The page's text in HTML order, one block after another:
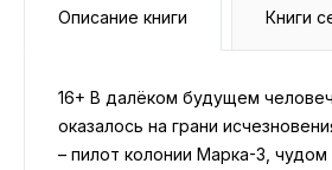
Описание книги Книги
16+ В далёком будущем
оказалось на грани
– пилот колонии Марка-3,